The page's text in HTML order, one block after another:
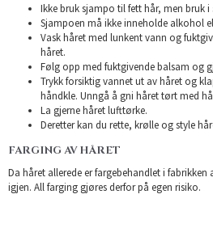
Ikke bruk sjampo til fett hår, men bruk
Sjampoen må ikke inneholde alkohol
Vask håret med lunkent vann og
håret.
Følg opp med fuktgivende balsam og
Trykk forsiktig vannet ut av håret og
håndkle. Unngå å gni håret tørt med
La gjerne håret lufttørke.
Deretter kan du rette, krølle og style
FARGING AV HÅRET
Da håret allerede er fargebehandlet i fabrikken
igjen. All farging gjøres derfor på egen risiko.